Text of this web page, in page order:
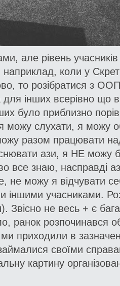
але рівень
наприклад, коли у
то розібратися з
інших всерівно що
було приблизно
можу слухати, я можу
разом працювати
ази, я НЕ можу
все знаю, насправді
не можу я відчувати
іншими учасниками.
Звісно не весь + є
ранок розпочинався
ми приходили в
своїми
картину